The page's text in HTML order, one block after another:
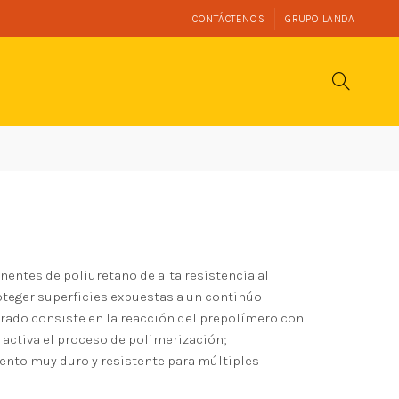
CONTÁCTENOS GRUPO LANDA
de poliuretano de alta resistencia al
superficies expuestas a un continúo
consiste en la reacción del prepolímero con
el proceso de polimerización;
muy duro y resistente para múltiples